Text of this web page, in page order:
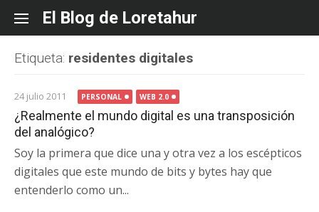
content
El Blog de Loretahur
Etiqueta: residentes digitales
24 julio 2011 PERSONAL WEB 2.0
¿Realmente el mundo digital es una transposición
del analógico?
Soy la primera que dice una y otra vez a los escépticos
digitales que este mundo de bits y bytes hay que
entenderlo como un...